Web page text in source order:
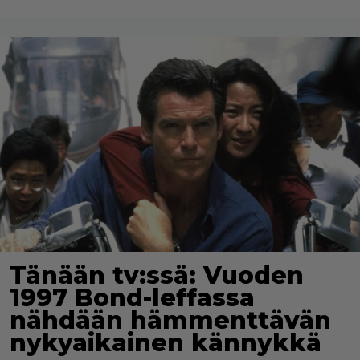
Tänään tv:ssä: Vuoden
1997 Bond-leffassa
nähdään hämmenttävän
nykyaikainen kännykkä